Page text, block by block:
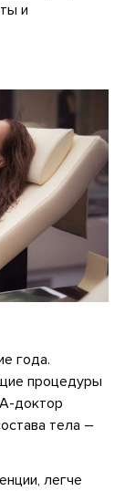
и
года.
процедуры
доктор
тела –
легче